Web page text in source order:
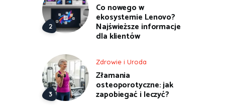
Co nowego w
ekosystemie Lenovo?
Najświeższe informacje
dla klientów
Zdrowie i Uroda
Złamania
osteoporotyczne: jak
zapobiegać i leczyć?